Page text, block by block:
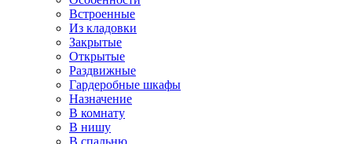
Встроенные
Из кладовки
Закрытые
Открытые
Раздвижные
Гардеробные шкафы
Назначение
В комнату
В нишу
В спальню